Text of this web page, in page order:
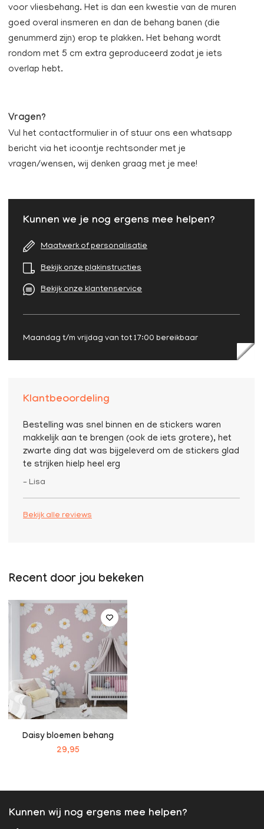
voor vliesbehang. Het is dan een kwestie van de muren
goed overal insmeren en dan de behang banen (die
genummerd zijn) erop te plakken. Het behang wordt
rondom met 5 cm extra geproduceerd zodat je iets
overlap hebt.
Vragen?
Vul het contactformulier in of stuur ons een whatsapp
bericht via het icoontje rechtsonder met je
vragen/wensen, wij denken graag met je mee!
Kunnen we je nog ergens mee helpen?
Maatwerk of personalisatie
Bekijk onze plakinstructies
Bekijk onze klantenservice
Maandag t/m vrijdag van tot 17:00 bereikbaar
Klantbeoordeling
Bestelling was snel binnen en de stickers waren
makkelijk aan te brengen (ook de iets grotere), het
zwarte ding dat was bijgeleverd om de stickers glad
te strijken hielp heel erg
– Lisa
Bekijk alle reviews
Recent door jou bekeken
Daisy bloemen behang
29,95
Kunnen wij nog ergens mee helpen?